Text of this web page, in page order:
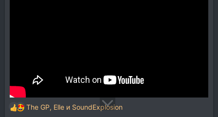
Р
The GP, Elle и SoundExplosion